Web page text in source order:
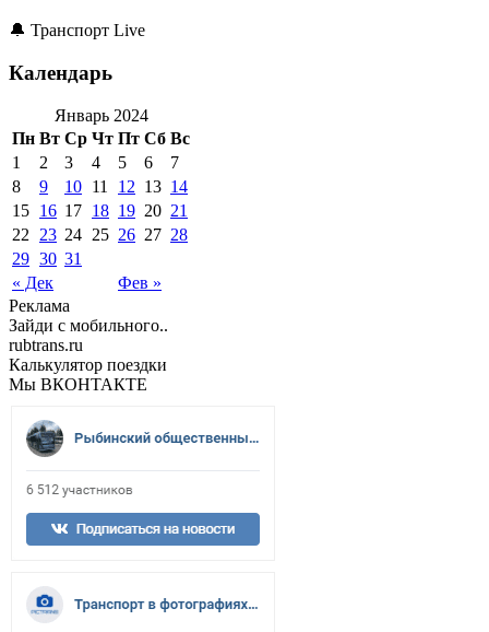
🔔 Транспорт Live
Календарь
Январь 2024
Пн Вт Ср Чт Пт Сб Вс
« Дек Фев »
1 2 3 4 5 6
7
8
9 10 11 12 13 14
15 16 17 18 19 20 21
22
23 24 25 26 27 28
29 30 31
Реклама
Зайди с мобильного..
rubtrans.ru
Калькулятор поездки
Мы ВКОНТАКТЕ